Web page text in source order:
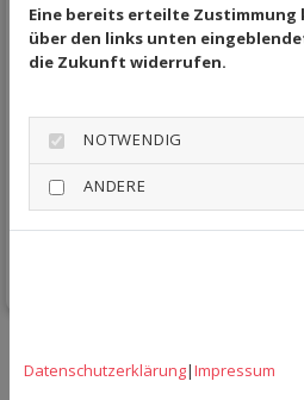
Einladung zum Tennis
Spanferkel-Grillfest
21. Juli 2026
Eine bereits erteilte Zustimmung
über den links unten
die Zukunft widerrufen.
NOTWENDIG
ANDERE
Datenschutzerklärung|Impressum